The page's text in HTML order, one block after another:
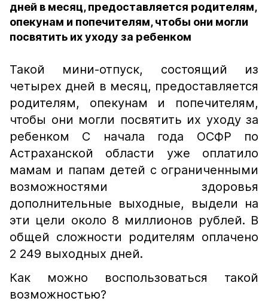
дней в месяц, предоставляется родителям,
опекунам и попечителям, чтобы они могли
посвятить их уходу за ребенком
Такой мини-отпуск, состоящий из
четырех дней в месяц, предоставляется
родителям, опекунам и попечителям,
чтобы они могли посвятить их уходу за
ребенком С начала года ОСФР по
Астраханской области уже оплатило
мамам и папам детей с ограниченными
возможностями здоровья
дополнительные выходные, выдели на
эти цели около 8 миллионов рублей. В
общей сложности родителям оплачено
2 249 выходных дней.
Как можно воспользоваться такой
возможностью?